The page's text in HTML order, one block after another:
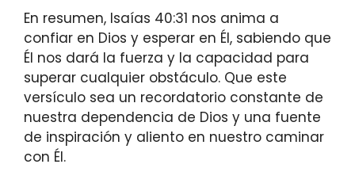
En resumen, Isaías 40:31 nos anima a
confiar en Dios y esperar en Él, sabiendo que
Él nos dará la fuerza y ​​la capacidad para
superar cualquier obstáculo. Que este
versículo sea un recordatorio constante de
nuestra dependencia de Dios y una fuente
de inspiración y aliento en nuestro caminar
con Él.